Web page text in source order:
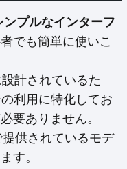
ンプルなインターフ
でも簡単に使いこ
計されているた
利用に特化してお
要ありません。
供されているモデ
す。